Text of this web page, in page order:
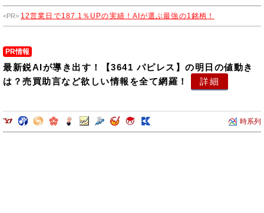
12営業日で187.1％UPの実績！AIが選ぶ最強の1銘柄！
PR情報
最新鋭AIが導き出す！【3641 パピレス】の明日の値動き
は？売買助言など欲しい情報を全て網羅！
詳細
時系列